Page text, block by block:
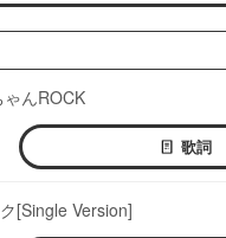
んROCK
歌詞
[Single Version]